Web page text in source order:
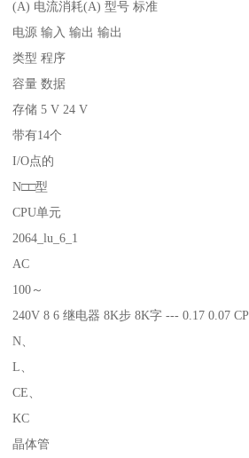
(A) 电流消耗(A) 型号 标准
电源 输入 输出 输出
类型 程序
容量 数据
存储 5 V 24 V
带有14个
I/O点的
N□□型
CPU单元
2064_lu_6_1
AC
100～
240V 8 6 继电器 8K步 8K字 --- 0.17 0.07
N、
L、
CE、
KC
晶体管